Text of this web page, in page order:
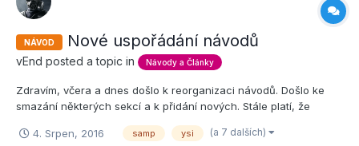
NÁVOD Nové uspořádání návodů
vEnd posted a topic in Návody a Články
Zdravím, včera a dnes došlo k reorganizaci návodů. Došlo ke
smazání některých sekcí a k přidání nových. Stále platí, že
návody musí projít revizí, aby mohly být označeny jako ověřené,
a stále platí, že musí být zpracovány dle předlohy. a) Návody V
4. Srpen, 2016 samp ysi (a 7 dalších)